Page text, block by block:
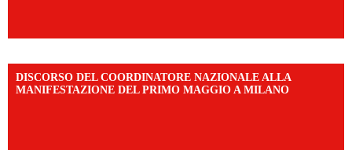
DISCORSO DEL COORDINATORE NAZIONALE ALLA
MANIFESTAZIONE DEL PRIMO MAGGIO A MILANO